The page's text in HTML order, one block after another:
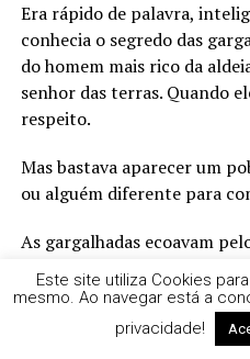
Era rápido de palavra,
conhecia o segredo das
do homem mais rico da
senhor das terras. Quando
respeito.
Mas bastava aparecer um
ou alguém diferente para
As gargalhadas ecoavam
As moedas caíam-lhe aos
E alguém dizia sempre:
Este site utiliza Cookies
mesmo. Ao navegar está a
privacidade!